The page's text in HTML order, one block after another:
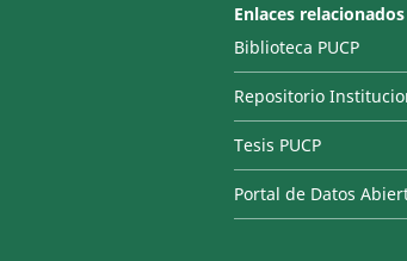
Enlaces relacionados
Biblioteca PUCP
Repositorio
Tesis PUCP
Portal de Datos